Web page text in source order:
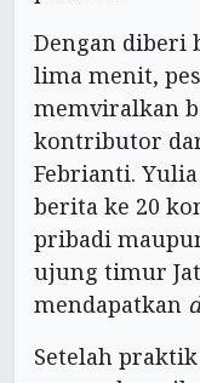
Dengan diberi
lima menit,
memviralkan
kontributor
Febrianti.
berita ke 20
pribadi
ujung timur
mendapatkan
Setelah